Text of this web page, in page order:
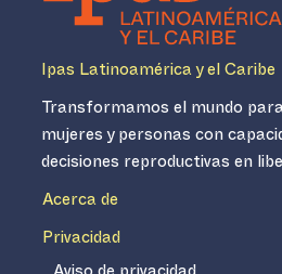
Ipas Latinoamérica y el Caribe
Transformamos el mundo
mujeres y personas con
decisiones reproductivas en
Acerca de
Privacidad